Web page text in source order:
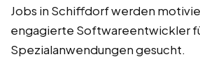
Jobs in Schiffdorf werden
engagierte Softwareentwickler
Spezialanwendungen gesucht.